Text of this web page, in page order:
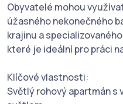
Obyvatelé mohou
úžasného nekonečného
krajinu a
které je ideální pro práci
Klíčové vlastnosti:
Světlý rohový apartmán s